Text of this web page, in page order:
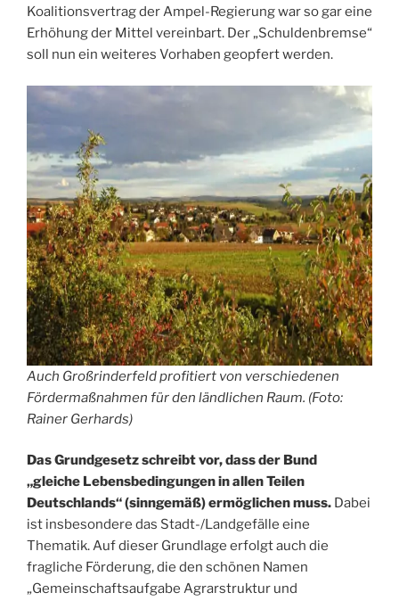
Koalitionsvertrag der Ampel-Regierung war so gar eine
Erhöhung der Mittel vereinbart. Der „Schuldenbremse“
soll nun ein weiteres Vorhaben geopfert werden.
Auch Großrinderfeld profitiert von verschiedenen
Fördermaßnahmen für den ländlichen Raum. (Foto:
Rainer Gerhards)
Das Grundgesetz schreibt vor, dass der Bund
„gleiche Lebensbedingungen in allen Teilen
Deutschlands“ (sinngemäß) ermöglichen muss. Dabei
ist insbesondere das Stadt-/Landgefälle eine
Thematik. Auf dieser Grundlage erfolgt auch die
fragliche Förderung, die den schönen Namen
„Gemeinschaftsaufgabe Agrarstruktur und